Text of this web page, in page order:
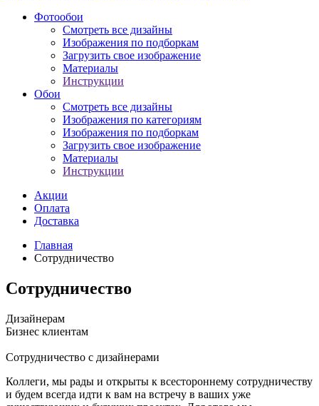
Фотообои
Смотреть все дизайны
Изображения по подборкам
Загрузить свое изображение
Материалы
Инструкции
Обои
Смотреть все дизайны
Изображения по категориям
Изображения по подборкам
Загрузить свое изображение
Материалы
Инструкции
Акции
Оплата
Доставка
Главная
Сотрудничество
Сотрудничество
Дизайнерам
Бизнес клиентам
Сотрудничество с дизайнерами
Коллеги, мы рады и открыты к всестороннему сотрудничеству
и будем всегда идти к вам на встречу в ваших уже